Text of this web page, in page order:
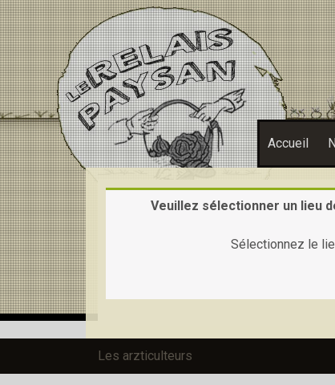
Accueil
Veuillez sélectionner un lieu
Sélectionnez le
Les arzticulteurs